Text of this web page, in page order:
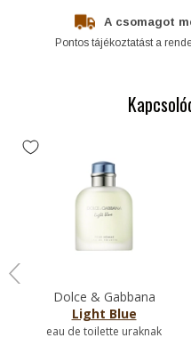
A csomagot
Pontos tájékoztatást a
Dolce & Gabbana
Light Blue
eau de toilette uraknak